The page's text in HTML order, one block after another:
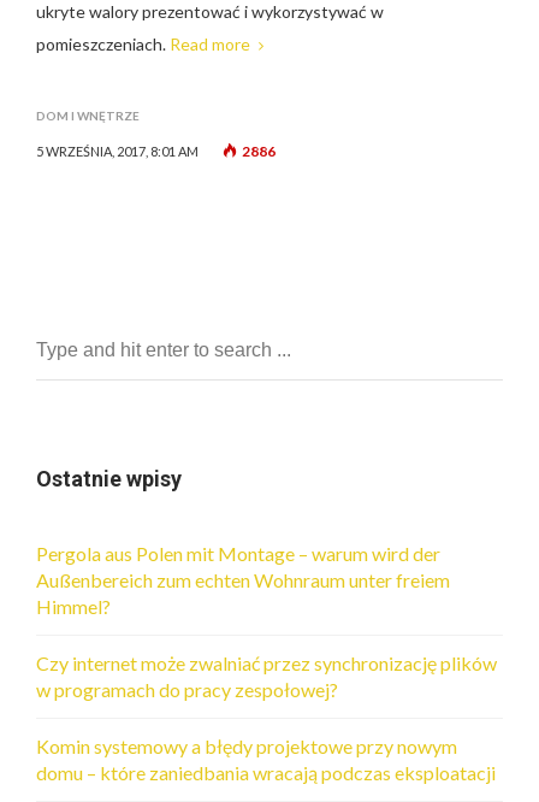
ukryte walory prezentować i wykorzystywać w
pomieszczeniach. Read more
DOM I WNĘTRZE
5 WRZEŚNIA, 2017, 8:01 AM 2886
Ostatnie wpisy
Pergola aus Polen mit Montage – warum wird der
Außenbereich zum echten Wohnraum unter freiem
Himmel?
Czy internet może zwalniać przez synchronizację plików
w programach do pracy zespołowej?
Komin systemowy a błędy projektowe przy nowym
domu – które zaniedbania wracają podczas eksploatacji